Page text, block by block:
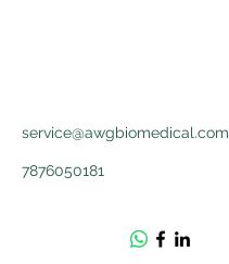
service@awgbiomedical.com
7876050181